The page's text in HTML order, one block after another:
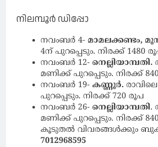
നിലമ്പൂര്‍ ഡിപ്പോ
നവംബർ 4- മാമലക്കണ്ടം,
4ന് പുറപ്പെടും. നിരക്ക് 1480
നവംബർ 12- നെല്ലിയാമ്പതി.
മണിക്ക് പുറപ്പെടും. നിരക്ക്
നവംബർ 19- കണ്ണൂർ.
പുറപ്പെടും. നിരക്ക് 720 രൂപ
നവംബർ 26- നെല്ലിയാമ്പതി.
മണിക്ക് പുറപ്പെടും. നിരക്ക്
കൂടുതൽ വിവരങ്ങൾക്കും
7012968595